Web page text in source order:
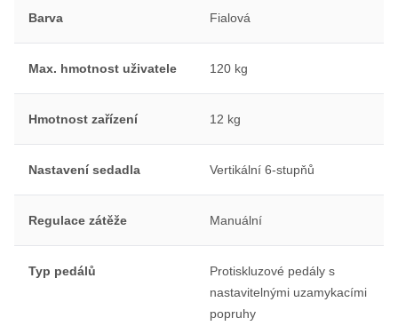
Barva Fialová
Max. hmotnost uživatele 120 kg
Hmotnost zařízení 12 kg
Nastavení sedadla Vertikální 6-stupňů
Regulace zátěže Manuální
Typ pedálů
Protiskluzové pedály s
nastavitelnými uzamykacími
popruhy